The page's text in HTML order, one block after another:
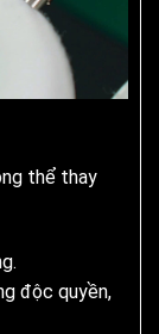
thể thay
độc quyền,